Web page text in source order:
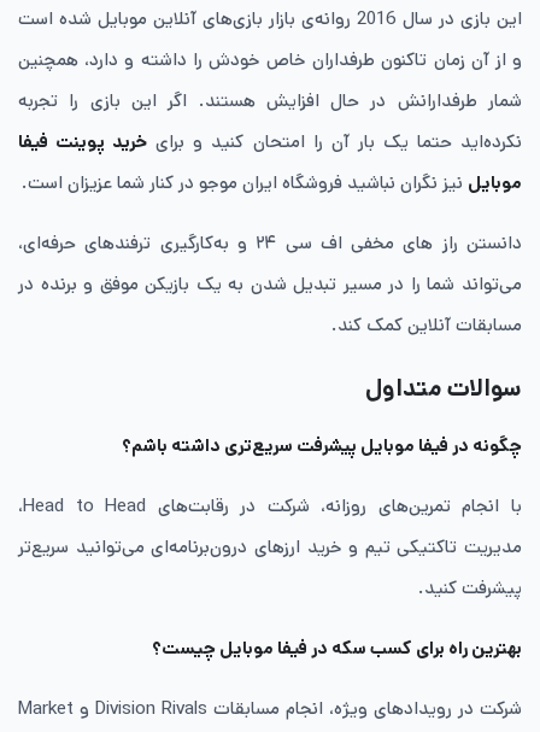
این بازی در سال 2016 روانه‌ی بازار بازی‌های آنلاین موبایل شده است
و از آن زمان تاکنون طرفداران خاص خودش را داشته و دارد، همچنین
شمار طرفدارانش در حال افزایش هستند. اگر این بازی را تجربه
نکرده‌اید حتما یک بار آن را امتحان کنید و برای خرید پوینت فیفا
موبایل نیز نگران نباشید فروشگاه ایران موجو در کنار شما عزیزان است.
دانستن راز های مخفی اف سی ۲۴ و به‌کارگیری ترفندهای حرفه‌ای،
می‌تواند شما را در مسیر تبدیل شدن به یک بازیکن موفق و برنده در
مسابقات آنلاین کمک کند.
سوالات متداول
چگونه در فیفا موبایل پیشرفت سریع‌تری داشته باشم؟
با انجام تمرین‌های روزانه، شرکت در رقابت‌های Head to Head،
مدیریت تاکتیکی تیم و خرید ارزهای درون‌برنامه‌ای می‌توانید سریع‌تر
پیشرفت کنید.
بهترین راه برای کسب سکه در فیفا موبایل چیست؟
شرکت در رویدادهای ویژه، انجام مسابقات Division Rivals و Market